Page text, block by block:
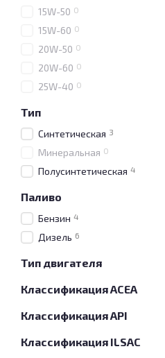
15W-50 0
15W-60 0
20W-50 0
20W-60 0
25W-40 0
Тип
Синтетическая 3
Минеральная 0
Полусинтетическая 4
Паливо
Бензин 4
Дизель 6
Тип двигателя
Классификация ACEA
Классификация API
Классификация ILSAC